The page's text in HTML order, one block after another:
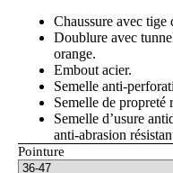
Chaussure avec
Doublure avec
orange.
Embout acier.
Semelle anti-
Semelle de propreté
Semelle d’usure
anti-abrasion
Pointure